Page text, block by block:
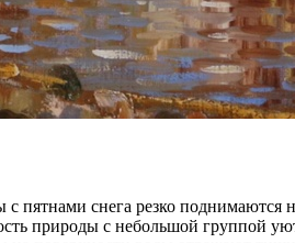
пятнами снега резко
природы с небольшой группой